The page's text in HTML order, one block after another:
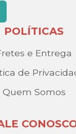
POLÍTICAS
e Entrega
de
Quem Somos